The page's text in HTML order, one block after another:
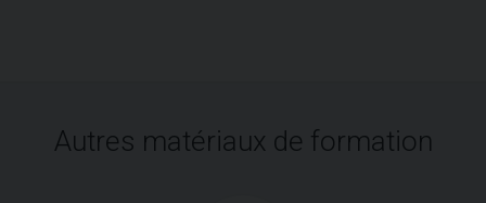
Autres matériaux de formation